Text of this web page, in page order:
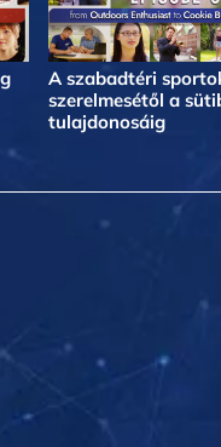
A szabadtéri
szerelmesétől a
tulajdonosáig